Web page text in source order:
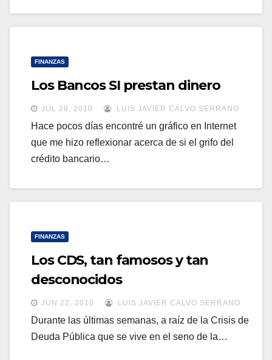
FINANZAS
Los Bancos SI prestan dinero
JUL 28, 2010 LUIS JAVIER CALVO SERRANO
Hace pocos días encontré un gráfico en Internet
que me hizo reflexionar acerca de si el grifo del
crédito bancario…
FINANZAS
Los CDS, tan famosos y tan
desconocidos
JUN 22, 2010 LUIS JAVIER CALVO SERRANO
Durante las últimas semanas, a raíz de la Crisis de
Deuda Pública que se vive en el seno de la…